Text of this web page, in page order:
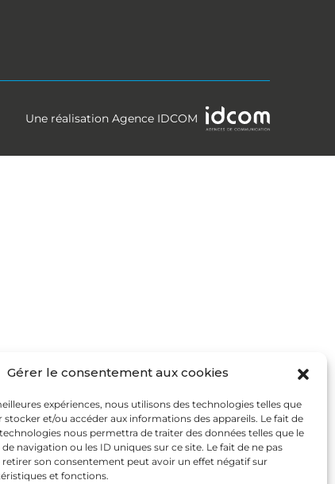
Gérer le consentement aux cookies
expériences, nous utilisons des technologies telles que
stocker et/ou accéder aux informations des appareils. Le fait de
nous permettra de traiter des données telles que le
navigation ou les ID uniques sur ce site. Le fait de ne pas
son consentement peut avoir un effet négatif sur
et fonctions.
Une réalisation Agence IDCOM